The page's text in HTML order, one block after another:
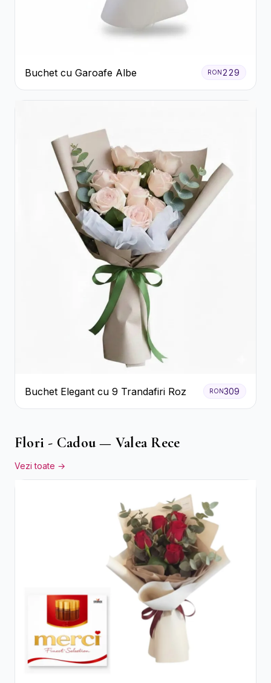
Buchet cu Garoafe Albe RON 229
Buchet Elegant cu 9 Trandafiri Roz RON309
Flori - Cadou — Valea Rece
Vezi toate →